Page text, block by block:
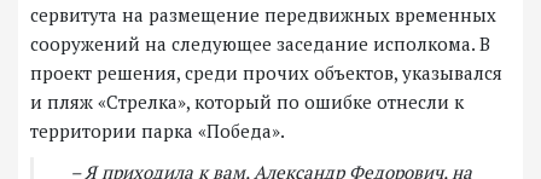
сервитута на размещение передвижных временных
сооружений на следующее заседание исполкома. В
проект решения, среди прочих объектов, указывался
и пляж «Стрелка», который по ошибке отнесли к
территории парка «Победа».
– Я приходила к вам, Александр Федорович, на